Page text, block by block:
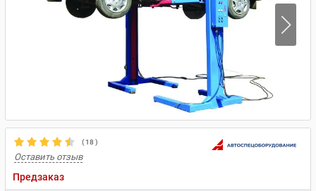
(18 )
Оставить отзыв
Предзаказ